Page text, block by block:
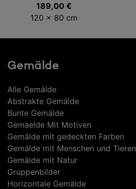
mind
189,00 €
120 x 80 cm
Gemälde
Alle Gemälde
Abstrakte Gemälde
Bunte Gemälde
Gemaelde Mit Motiven
Gemälde mit gedeckten Farben
Gemälde mit Menschen und Tieren
Gemälde mit Natur
Gruppenbilder
Horizontale Gemälde